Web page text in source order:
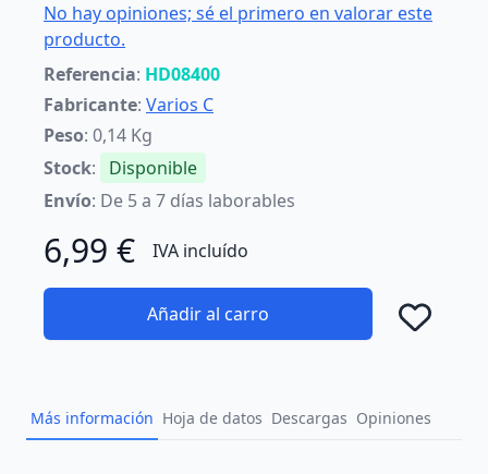
No hay opiniones; sé el primero en valorar este
producto.
Referencia: HD08400
Fabricante: Varios C
Peso: 0,14 Kg
Stock:
Disponible
Envío: De 5 a 7 días laborables
6,99 € IVA incluído
Añadir al carro
Más información Hoja de datos Descargas Opiniones